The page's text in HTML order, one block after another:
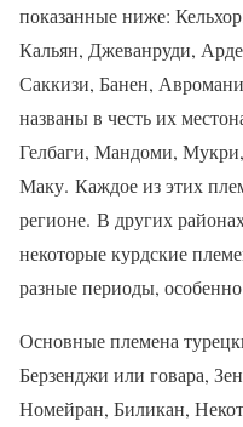
показанные ниже:
Кальян, Джеванруди,
Саккизи, Банен,
названы в честь их
Гелбаги, Мандоми,
Маку. Каждое из этих
регионе. В других
некоторые курдские
разные периоды,
Основные племена
Берзенджи или говара,
Номейран, Биликан,